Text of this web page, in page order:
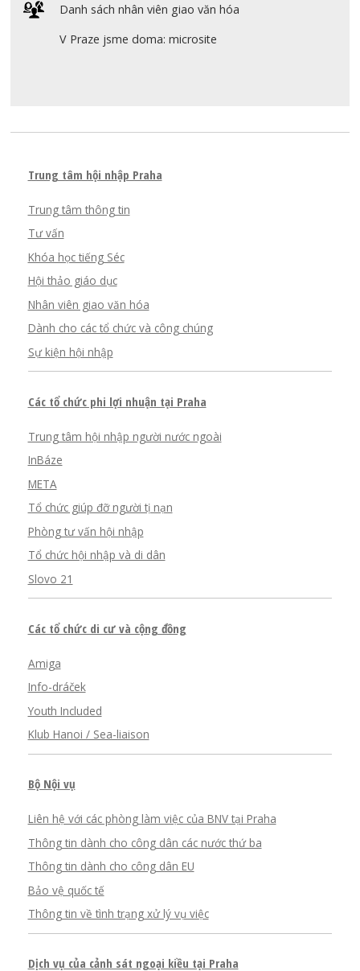
Danh sách nhân viên giao văn hóa
V Praze jsme doma: microsite
Trung tâm hội nhập Praha
Trung tâm thông tin
Tư vấn
Khóa học tiếng Séc
Hội thảo giáo dục
Nhân viên giao văn hóa
Dành cho các tổ chức và công chúng
Sự kiện hội nhập
Các tổ chức phi lợi nhuận tại Praha
Trung tâm hội nhập người nước ngoài
InBáze
META
Tổ chức giúp đỡ người tị nạn
Phòng tư vấn hội nhập
Tổ chức hội nhập và di dân
Slovo 21
Các tổ chức di cư và cộng đồng
Amiga
Info-dráček
Youth Included
Klub Hanoi / Sea-liaison
Bộ Nội vụ
Liên hệ với các phòng làm việc của BNV tại Praha
Thông tin dành cho công dân các nước thứ ba
Thông tin dành cho công dân EU
Bảo vệ quốc tế
Thông tin về tình trạng xử lý vụ việc
Dịch vụ của cảnh sát ngoại kiều tại Praha